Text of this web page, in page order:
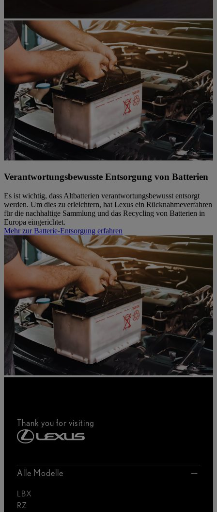
Verantwortungsbewusste Entsorgung von Batterien
Es ist wichtig, dass Altbatterien verantwortungsbewusst entsorgt
werden. Um dies zu erleichtern, hat Lexus ein Rücknahmeverfahren
für die nachhaltige Sammlung und das Recycling von Batterien in
Europa eingerichtet.
Mehr zur Batterie-Entsorgung erfahren
Thank you for visiting
Alle Modelle
LBX
RZ